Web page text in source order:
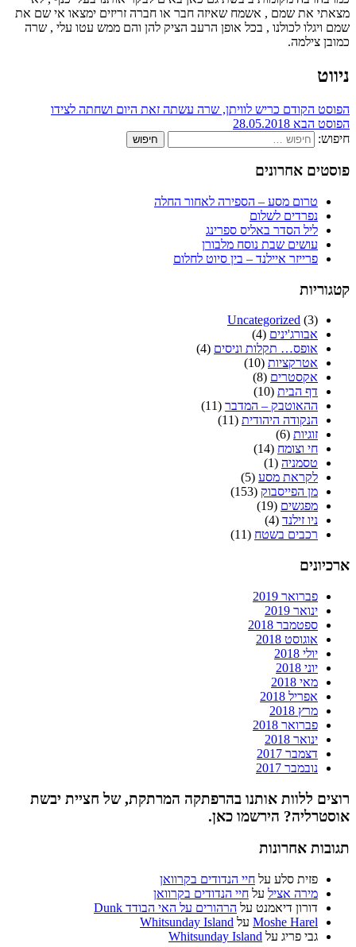
מצאתי את שמם , אשמח שאיזה חבר או חברה זריזים ימצאו אי שם את
שמם ויגלו לכולנו , בכל אופן הרעב הציק להן והם ממש עטו עלי , שרה
כמובן צילמה.
ניווט
הפוסט הקודם כריש לוויתן, שרה עשתה זאת היום ושחתה לצידו
הפוסט הבא 28.05.2018
חיפוש:
פוסטים אחרונים
טרום מסע – הספירה לאחור החלה
נפרדים לשלום
ליל הסדר באליס ספרינג
עושים שבת נוסח מלבורן
פרייזר איילנד – בין סיוט לחלום
קטגוריות
Uncategorized (3)
אבורג'ינים (4)
אופס… תקלות וניסים (4)
אטרקציות (10)
אקסטרים (8)
דף הבית (10)
ההאוטבק – המדבר (11)
הנקודה היהודית (11)
זוגיות (6)
חי וצומח (14)
טסמניה (1)
לקראת מסע (5)
מן הפייסבוק (153)
מפגשים (19)
ניו זילנד (4)
רכבים בשטח (11)
ארכיונים
פברואר 2019
ינואר 2019
ספטמבר 2018
אוגוסט 2018
יולי 2018
יוני 2018
מאי 2018
אפריל 2018
מרץ 2018
פברואר 2018
ינואר 2018
דצמבר 2017
נובמבר 2017
רוצים ללוות אותנו בהרפתקה המרתקת, של חציית יבשת
אוסטרליה? הירשמו כאן.
תגובות אחרונות
פזית סלע על חיי הנדודים בקרוואן
מירה אציל על חיי הנדודים בקרוואן
דורון דיאמנט על הרהורים על האי הבודד Dunk
Moshe Harel על Whitsunday Island
גבי פריג על Whitsunday Island